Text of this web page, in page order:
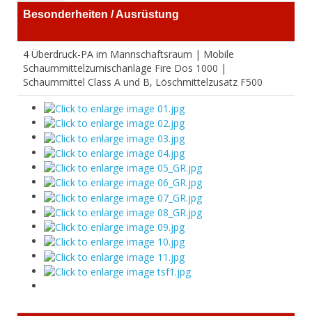
Besonderheiten / Ausrüstung
4 Überdruck-PA im Mannschaftsraum | Mobile
Schaummittelzumischanlage Fire Dos 1000 |
Schaummittel Class A und B, Löschmittelzusatz F500